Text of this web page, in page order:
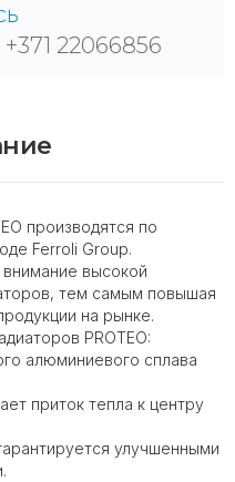
22066856
производятся по
Ferroli Group.
высокой
тем самым повышая
на рынке.
PROTEO:
алюминиевого сплава
приток тепла к центру
улучшенными